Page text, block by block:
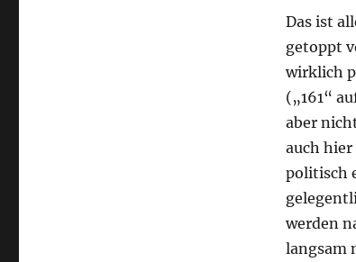
Das ist
getoppt
wirklich
(„161“
aber
auch
politisch
werden
langsam